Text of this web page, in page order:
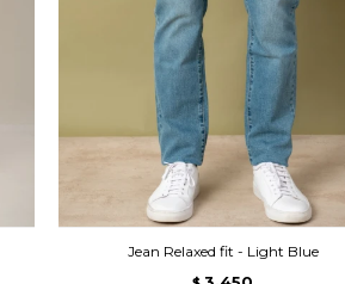
Jean Relaxed fit - Light Blue